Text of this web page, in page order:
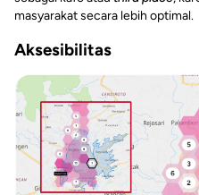
masyarakat secara lebih optimal.
Aksesibilitas